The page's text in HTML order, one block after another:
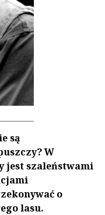
są
W
jest szaleństwami
o
lasu.